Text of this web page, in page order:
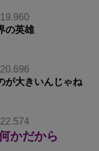
の英雄
が大きいんじゃね
かだから